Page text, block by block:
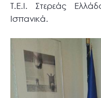
Τ.Ε.Ι. Στερεάς
Ισπανικά.